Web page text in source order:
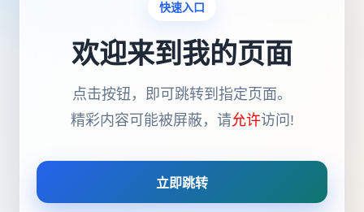
快速入口
欢迎来到我的页面
点击按钮，即可跳转到指定页面。
精彩内容可能被屏蔽，请允许访问!
立即跳转